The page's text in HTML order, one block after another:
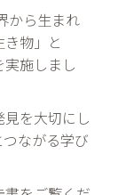
から生まれ
物」と
実施しまし
を大切にし
ながる学び